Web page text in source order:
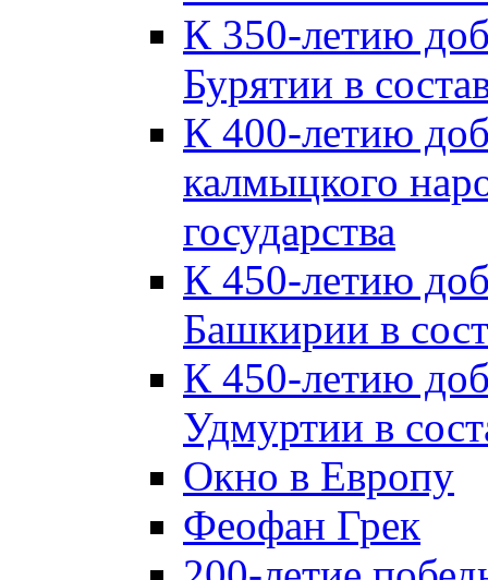
К 350-летию
Бурятии в
К 400-летию
калмыцкого
государства
К 450-летию
Башкирии в
К 450-летию
Удмуртии в
Окно в Европу
Феофан Грек